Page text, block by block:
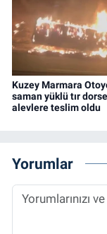
Kuzey Marmara
saman yüklü tır
alevlere teslim oldu
Yorumlar